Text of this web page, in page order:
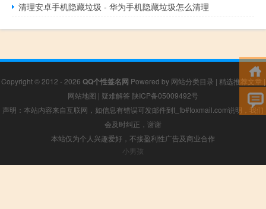
清理安卓手机隐藏垃圾 - 华为手机隐藏垃圾怎么清理
Copyright © 2012 - 2026 QQ个性签名网 Powered by 网站分类目录 | 精选推荐文章 |
网站地图 | 疑难解答 陕ICP备05009492号
声明：本站内容来自互联网，如信息有错误可发邮件到f_fb#foxmail.com说明，我们
会及时纠正，谢谢
本站仅为个人兴趣爱好，不接盈利性广告及商业合作
小男孩